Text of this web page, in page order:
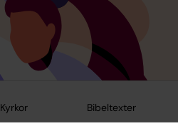
Kyrkor Bibeltexter